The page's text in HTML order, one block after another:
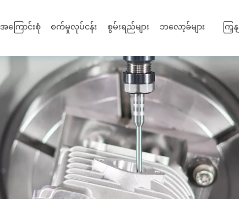
အကြောင်းစုံ စက်မှုလုပ်ငန်း စွမ်းရည်များ ဘလော့ခ်များ ကြှ